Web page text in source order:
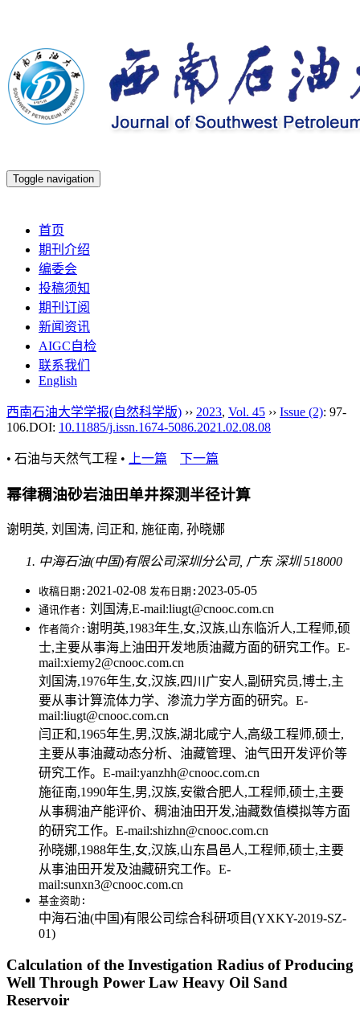
Toggle navigation
首页
期刊介绍
编委会
投稿须知
期刊订阅
新闻资讯
AIGC自检
联系我们
English
西南石油大学学报(自然科学版) ›› 2023, Vol. 45 ›› Issue (2): 97-
106.DOI: 10.11885/j.issn.1674-5086.2021.02.08.08
• 石油与天然气工程 • 上一篇 下一篇
幂律稠油砂岩油田单井探测半径计算
谢明英, 刘国涛, 闫正和, 施征南, 孙晓娜
中海石油(中国)有限公司深圳分公司, 广东 深圳 518000
收稿日期: 2021-02-08 发布日期: 2023-05-05
通讯作者: 刘国涛,E-mail:liugt@cnooc.com.cn
作者简介: 谢明英,1983年生,女,汉族,山东临沂人,工程师,硕
士,主要从事海上油田开发地质油藏方面的研究工作。E-
mail:xiemy2@cnooc.com.cn
刘国涛,1976年生,女,汉族,四川广安人,副研究员,博士,主
要从事计算流体力学、渗流力学方面的研究。E-
mail:liugt@cnooc.com.cn
闫正和,1965年生,男,汉族,湖北咸宁人,高级工程师,硕士,
主要从事油藏动态分析、油藏管理、油气田开发评价等
研究工作。E-mail:yanzhh@cnooc.com.cn
施征南,1990年生,男,汉族,安徽合肥人,工程师,硕士,主要
从事稠油产能评价、稠油油田开发,油藏数值模拟等方面
的研究工作。E-mail:shizhn@cnooc.com.cn
孙晓娜,1988年生,女,汉族,山东昌邑人,工程师,硕士,主要
从事油田开发及油藏研究工作。E-
mail:sunxn3@cnooc.com.cn
基金资助:
中海石油(中国)有限公司综合科研项目(YXKY-2019-SZ-
01)
Calculation of the Investigation Radius of Producing
Well Through Power Law Heavy Oil Sand
Reservoir